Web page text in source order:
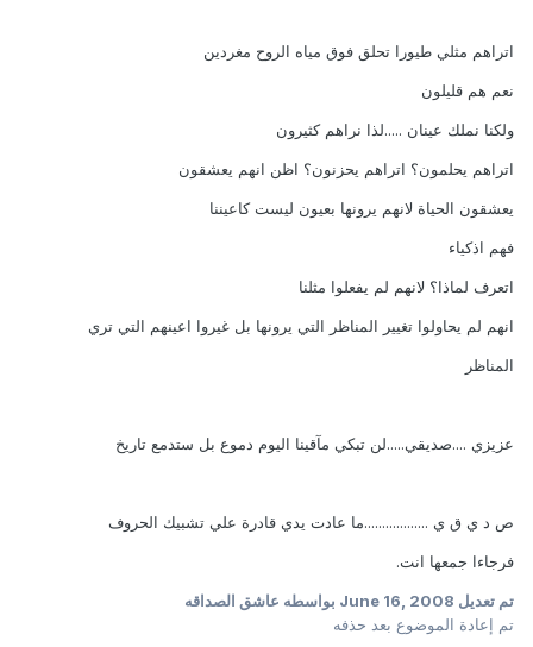
اتراهم مثلي طيورا تحلق فوق مياه الروح مغردين
نعم هم قليلون
ولكنا نملك عينان .....لذا نراهم كثيرون
اتراهم يحلمون؟ اتراهم يحزنون؟ اظن انهم يعشقون
يعشقون الحياة لانهم يرونها بعيون ليست كاعيننا
فهم اذكياء
اتعرف لماذا؟ لانهم لم يفعلوا مثلنا
انهم لم يحاولوا تغيير المناظر التي يرونها بل غيروا اعينهم التي تري
المناظر
عزيزي ....صديقي.....لن تبكي مآقينا اليوم دموع بل ستدمع تاريخ
ص د ي ق ي ..................ما عادت يدي قادرة علي تشبيك الحروف
فرجاءا جمعها انت.
تم تعديلJune 16, 2008بواسطه عاشق الصداقه
تم إعادة الموضوع بعد حذفه